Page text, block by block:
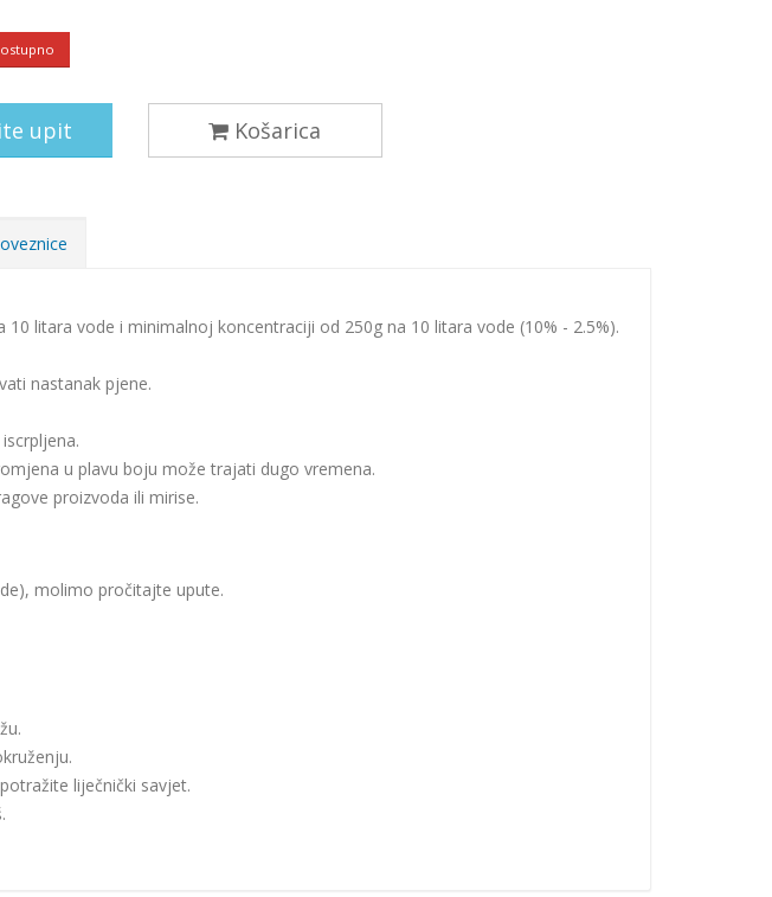
upit Košarica
litara vode i minimalnoj koncentraciji od 250g na 10 litara vode (10% - 2.5%).
nastanak pjene.
u plavu boju može trajati dugo vremena.
proizvoda ili mirise.
molimo pročitajte upute.
liječnički savjet.